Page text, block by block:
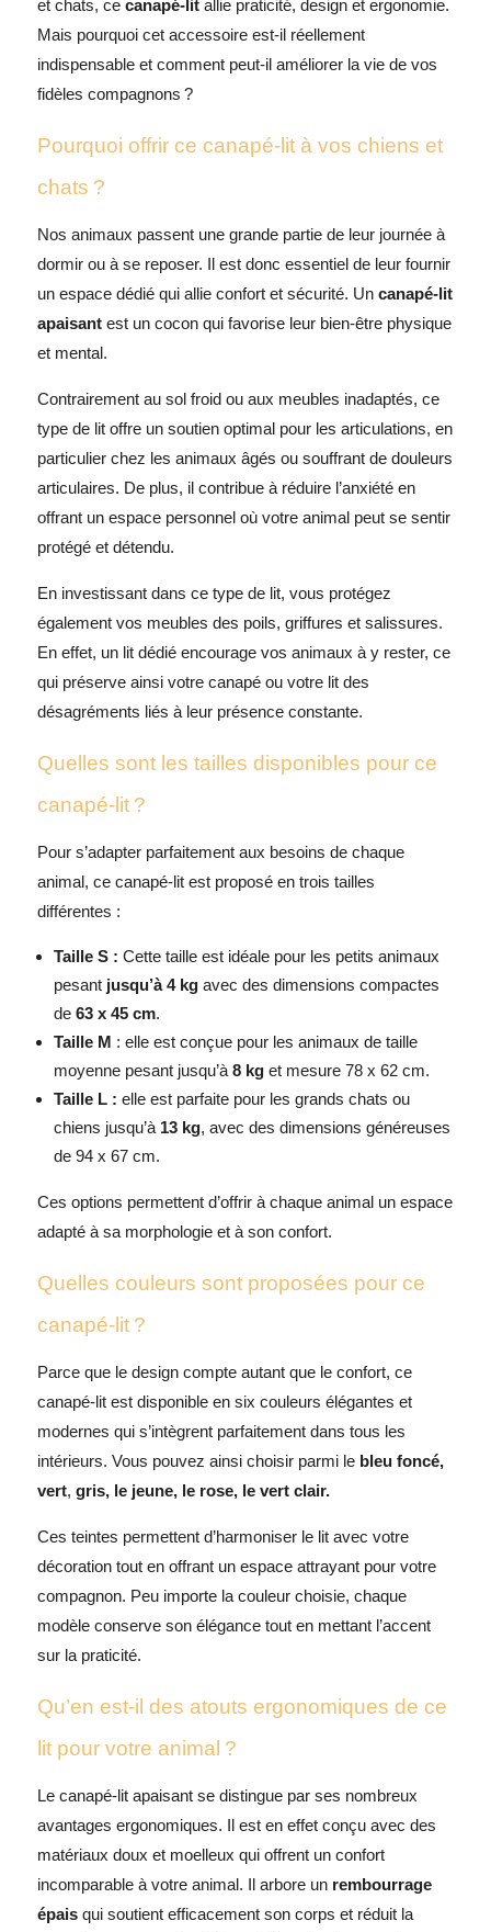
et chats, ce canapé-lit allie praticité, design et ergonomie.
Mais pourquoi cet accessoire est-il réellement
indispensable et comment peut-il améliorer la vie de vos
fidèles compagnons ?
Pourquoi offrir ce canapé-lit à vos chiens et
chats ?
Nos animaux passent une grande partie de leur journée à
dormir ou à se reposer. Il est donc essentiel de leur fournir
un espace dédié qui allie confort et sécurité. Un canapé-lit
apaisantest un cocon qui favorise leur bien-être physique
et mental.
Contrairement au sol froid ou aux meubles inadaptés, ce
type de lit offre un soutien optimal pour les articulations, en
particulier chez les animaux âgés ou souffrant de douleurs
articulaires. De plus, il contribue à réduire l’anxiété en
offrant un espace personnel où votre animal peut se sentir
protégé et détendu.
En investissant dans ce type de lit, vous protégez
également vos meubles des poils, griffures et salissures.
En effet, un lit dédié encourage vos animaux à y rester, ce
qui préserve ainsi votre canapé ou votre lit des
désagréments liés à leur présence constante.
Quelles sont les tailles disponibles pour ce
canapé-lit ?
Pour s’adapter parfaitement aux besoins de chaque
animal, ce canapé-lit est proposé en trois tailles
différentes :
Taille S : Cette taille est idéale pour les petits animaux
pesant jusqu’à 4 kg avec des dimensions compactes
de 63 x 45 cm.
Taille M : elle est conçue pour les animaux de taille
moyenne pesant jusqu’à 8 kget mesure 78 x 62 cm.
Taille L : elle est parfaite pour les grands chats ou
chiens jusqu’à 13 kg, avec des dimensions généreuses
de 94 x 67 cm.
Ces options permettent d’offrir à chaque animal un espace
adapté à sa morphologie et à son confort.
Quelles couleurs sont proposées pour ce
canapé-lit ?
Parce que le design compte autant que le confort, ce
canapé-lit est disponible en six couleurs élégantes et
modernes qui s’intègrent parfaitement dans tous les
intérieurs. Vous pouvez ainsi choisir parmi le bleu foncé,
vert, gris, le jeune, le rose, le vert clair.
Ces teintes permettent d’harmoniser le lit avec votre
décoration tout en offrant un espace attrayant pour votre
compagnon. Peu importe la couleur choisie, chaque
modèle conserve son élégance tout en mettant l’accent
sur la praticité.
Qu’en est-il des atouts ergonomiques de ce
lit pour votre animal ?
Le canapé-lit apaisant se distingue par ses nombreux
avantages ergonomiques. Il est en effet conçu avec des
matériaux doux et moelleux qui offrent un confort
incomparable à votre animal. Il arbore un rembourrage
épaisqui soutient efficacement son corps et réduit la